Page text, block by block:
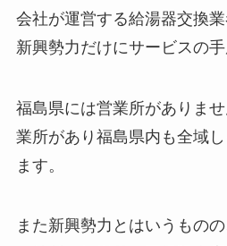
会社が運営する給湯器交換
新興勢力だけにサービスの手
福島県には営業所がありま
業所があり福島県内も全域
ます。
また新興勢力とはいうもの